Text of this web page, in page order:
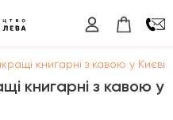
книгарні з кавою у Києві
книгарні з кавою у